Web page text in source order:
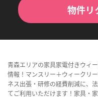
物件リ
青森エリアの家具家電付きウィ
情報！マンスリー＋ウィークリ
ネス出張・研修の経費削減に、
てご利用いただけます！家具・